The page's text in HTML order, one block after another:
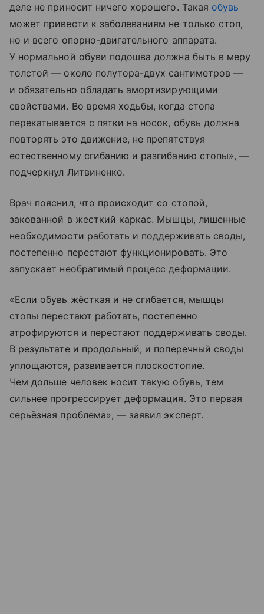
деле не приносит ничего хорошего. Такая обувь
может привести к заболеваниям не только стоп,
но и всего опорно-двигательного аппарата.
У нормальной обуви подошва должна быть в меру
толстой — около полутора-двух сантиметров —
и обязательно обладать амортизирующими
свойствами. Во время ходьбы, когда стопа
перекатывается с пятки на носок, обувь должна
повторять это движение, не препятствуя
естественному сгибанию и разгибанию стопы», —
подчеркнул Литвиненко.
Врач пояснил, что происходит со стопой,
закованной в жесткий каркас. Мышцы, лишенные
необходимости работать и поддерживать своды,
постепенно перестают функционировать. Это
запускает необратимый процесс деформации.
«Если обувь жёсткая и не сгибается, мышцы
стопы перестают работать, постепенно
атрофируются и перестают поддерживать своды.
В результате и продольный, и поперечный своды
уплощаются, развивается плоскостопие.
Чем дольше человек носит такую обувь, тем
сильнее прогрессирует деформация. Это первая
серьёзная проблема», — заявил эксперт.